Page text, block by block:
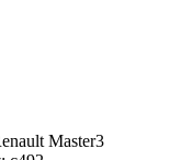
Master3